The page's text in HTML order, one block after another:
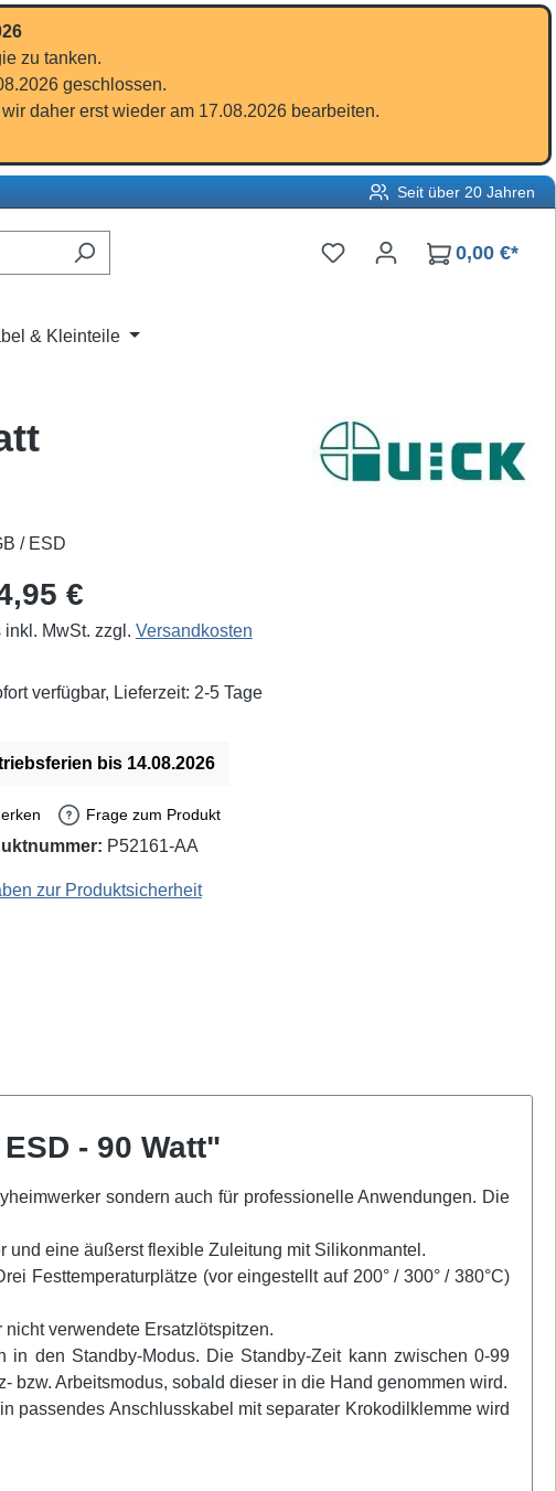
zu tanken.
geschlossen.
daher erst wieder am 17.08.2026 bearbeiten.
Seit über 20 Jahren
Du hast 0 Produkte auf
0,00 €*
& Kleinteile
Preis:
€
inkl. MwSt. zzgl. Versandkosten
verfügbar, Lieferzeit: 2-5 Tage
bis 14.08.2026
Frage zum Produkt
P52161-AA
zur Produktsicherheit
- 90 Watt"
sondern auch für professionelle Anwendungen. Die
und eine äußerst flexible Zuleitung mit Silikonmantel.
Festtemperaturplätze (vor eingestellt auf 200° / 300° / 380°C)
verwendete Ersatzlötspitzen.
den Standby-Modus. Die Standby-Zeit kann zwischen 0-99
bzw. Arbeitsmodus, sobald dieser in die Hand genommen wird.
passendes Anschlusskabel mit separater Krokodilklemme wird